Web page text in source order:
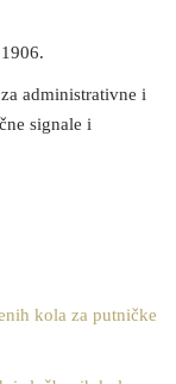
administrativne i
signale i
kola za putničke